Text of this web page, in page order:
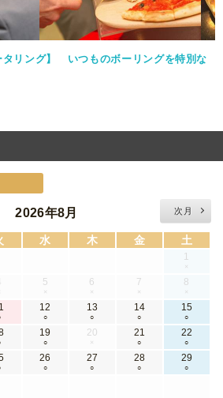
タリング】 いつものボーリングを特別な
2026年8月 次月
水 木 金 土
1
×
5
×
6
×
7
×
8
×
12
○
13
○
14
○
15
○
19
○
20
×
21
○
22
○
26
○
27
○
28
○
29
○